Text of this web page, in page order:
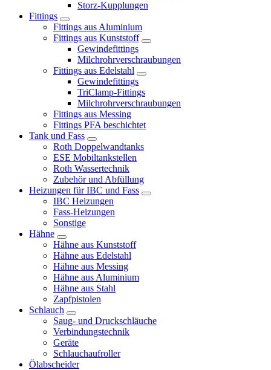
Storz-Kupplungen
Fittings
Fittings aus Aluminium
Fittings aus Kunststoff
Gewindefittings
Milchrohrverschraubungen
Fittings aus Edelstahl
Gewindefittings
TriClamp-Fittings
Milchrohrverschraubungen
Fittings aus Messing
Fittings PFA beschichtet
Tank und Fass
Roth Doppelwandtanks
ESE Mobiltankstellen
Roth Wassertechnik
Zubehör und Abfüllung
Heizungen für IBC und Fass
IBC Heizungen
Fass-Heizungen
Sonstige
Hähne
Hähne aus Kunststoff
Hähne aus Edelstahl
Hähne aus Messing
Hähne aus Aluminium
Hähne aus Stahl
Zapfpistolen
Schlauch
Saug- und Druckschläuche
Verbindungstechnik
Geräte
Schlauchaufroller
Ölabscheider